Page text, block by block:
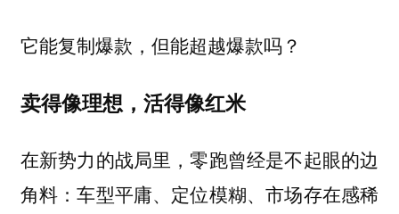
它能复制爆款，但能超越爆款吗？
卖得像理想，活得像红米
在新势力的战局里，零跑曾经是不起眼的边
角料：车型平庸、定位模糊、市场存在感稀